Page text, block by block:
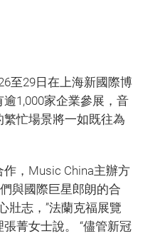
至29日在上海新國際博
1,000家企業參展，音
忙場景將一如既往為
，Music China主辦方
與國際巨星郎朗的合
壯志，”法蘭克福展覽
張菁女士說。 “儘管新冠